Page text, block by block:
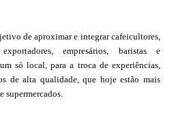
de aproximar e integrar cafeicultores,
empresários, baristas e
só local, para a troca de experiências,
de alta qualidade, que hoje estão mais
supermercados.